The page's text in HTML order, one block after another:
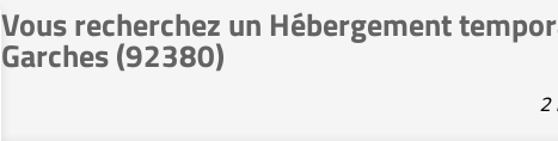
Vous recherchez un Hébergement
Garches (92380)
2